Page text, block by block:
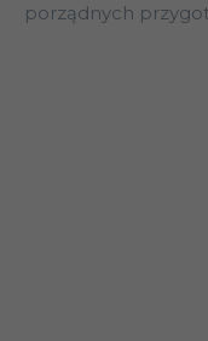
porządnych